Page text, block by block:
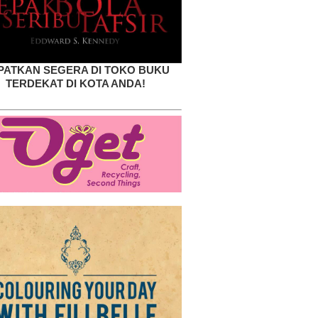
SEGERA DI TOKO BUKU
TERDEKAT DI KOTA ANDA!